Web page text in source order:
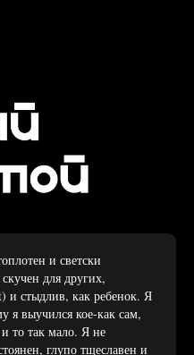
и светски
для других,
и стыдлив, как ребенок. Я
я выучился кое-как сам,
то так мало. Я не
глупо тщеславен и